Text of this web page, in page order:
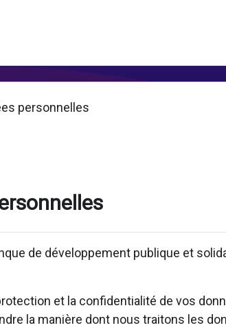
personnelles
de développement publique et
et la confidentialité de vos
la manière dont nous traitons les